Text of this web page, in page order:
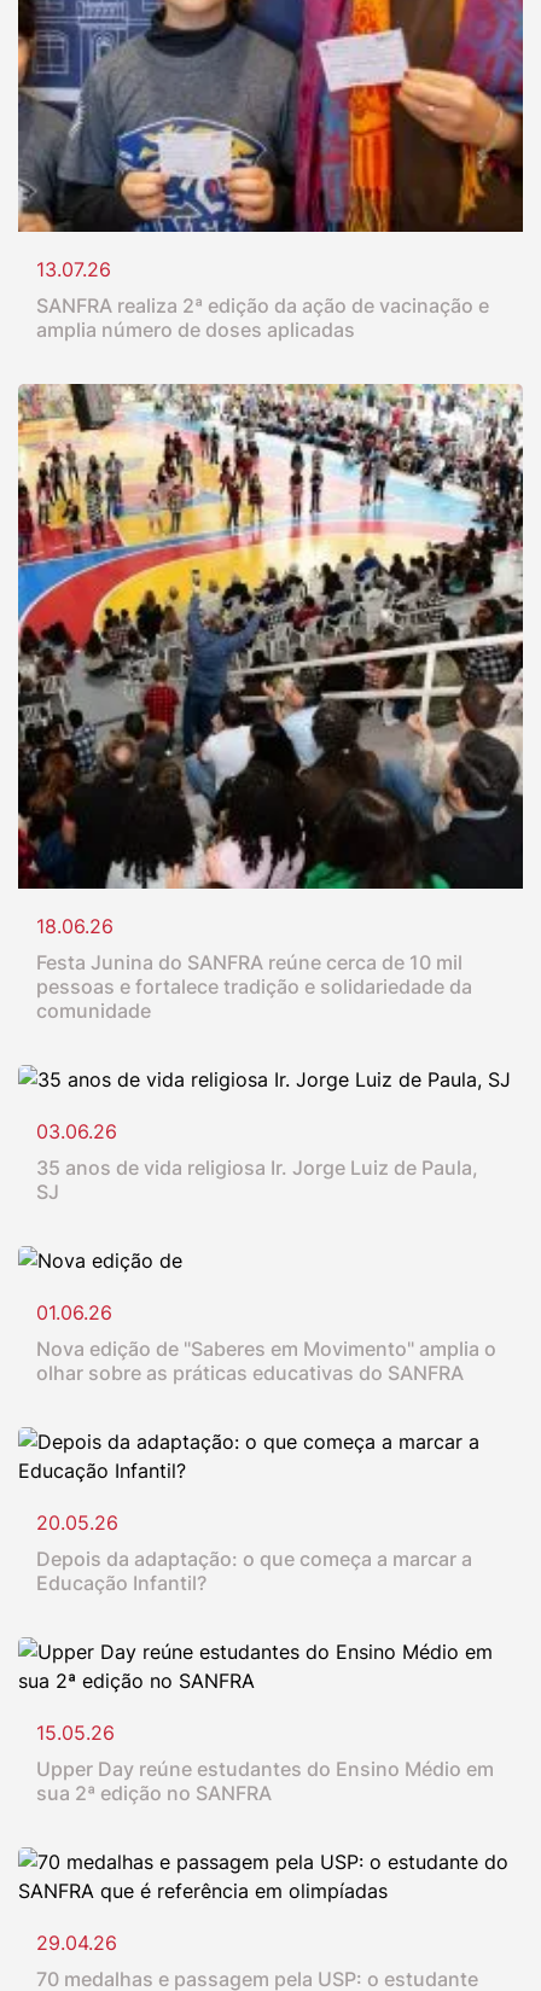
13.07.26
SANFRA realiza 2ª edição da ação de vacinação e
amplia número de doses aplicadas
18.06.26
Festa Junina do SANFRA reúne cerca de 10 mil
pessoas e fortalece tradição e solidariedade da
comunidade
03.06.26
35 anos de vida religiosa Ir. Jorge Luiz de Paula,
SJ
01.06.26
Nova edição de "Saberes em Movimento" amplia o
olhar sobre as práticas educativas do SANFRA
20.05.26
Depois da adaptação: o que começa a marcar a
Educação Infantil?
15.05.26
Upper Day reúne estudantes do Ensino Médio em
sua 2ª edição no SANFRA
29.04.26
70 medalhas e passagem pela USP: o estudante